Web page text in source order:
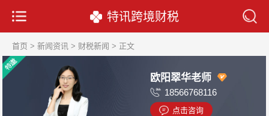
特讯跨境财税
首页 > 新闻资讯 > 财税新闻 > 正文
欧阳翠华老师
18566768116
点击咨询